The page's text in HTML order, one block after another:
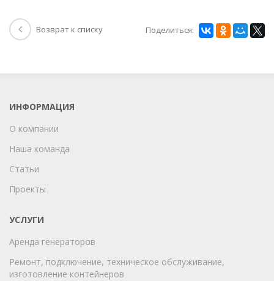
Возврат к списку Поделиться:
ИНФОРМАЦИЯ
О компании
Наша команда
Статьи
Проекты
УСЛУГИ
Аренда генераторов
Ремонт, подключение, техническое обслуживание,
изготовление контейнеров